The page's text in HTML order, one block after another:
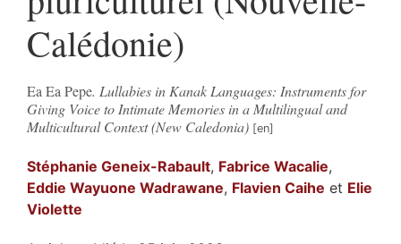
Calédonie)
Ea Ea Pepe. Lullabies in Kanak Languages: Instruments for
Giving Voice to Intimate Memories in a Multilingual and
Multicultural Context (New Caledonia)
Stéphanie Geneix-Rabault, Fabrice Wacalie,
Eddie Wayuone Wadrawane, Flavien Caihe et Elie
Violette